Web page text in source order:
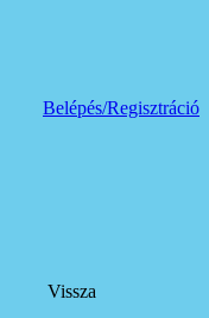
Belépés/Regisztráció
Vissza